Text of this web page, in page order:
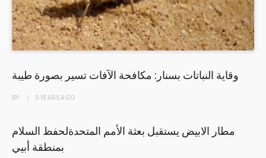
وقاية النباتات بسنار: مكافحة الآفات تسير بصورة طيبة
BY 5 YEARSAGO
مطار الابيض يستقبل بعثة الأمم المتحدةلحفظ السلام
بمنطقة أبيي